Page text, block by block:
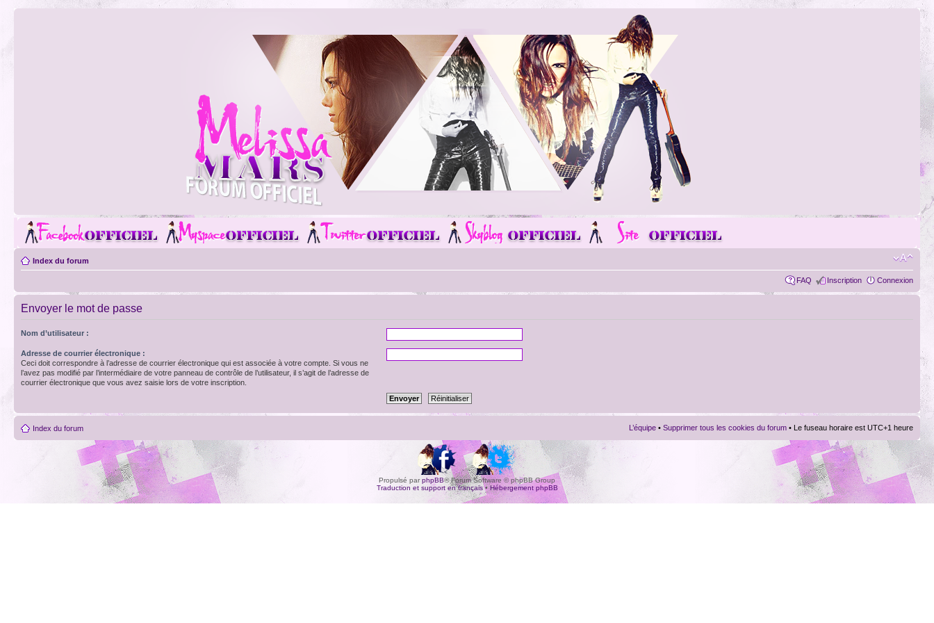
Index du forum
FAQ Inscription Connexion
Envoyer le mot de passe
Nom d’utilisateur :
Adresse de courrier électronique :
Ceci doit correspondre à l’adresse de courrier électronique qui est associée à votre compte. Si vous ne
l’avez pas modifié par l’intermédiaire de votre panneau de contrôle de l’utilisateur, il s’agit de l’adresse de
courrier électronique que vous avez saisie lors de votre inscription.
Index du forum L’équipe • Supprimer tous les cookies du forum • Le fuseau horaire est UTC+1 heure
Propulsé parphpBB® Forum Software © phpBB Group
Traduction et support en français•Hébergement phpBB